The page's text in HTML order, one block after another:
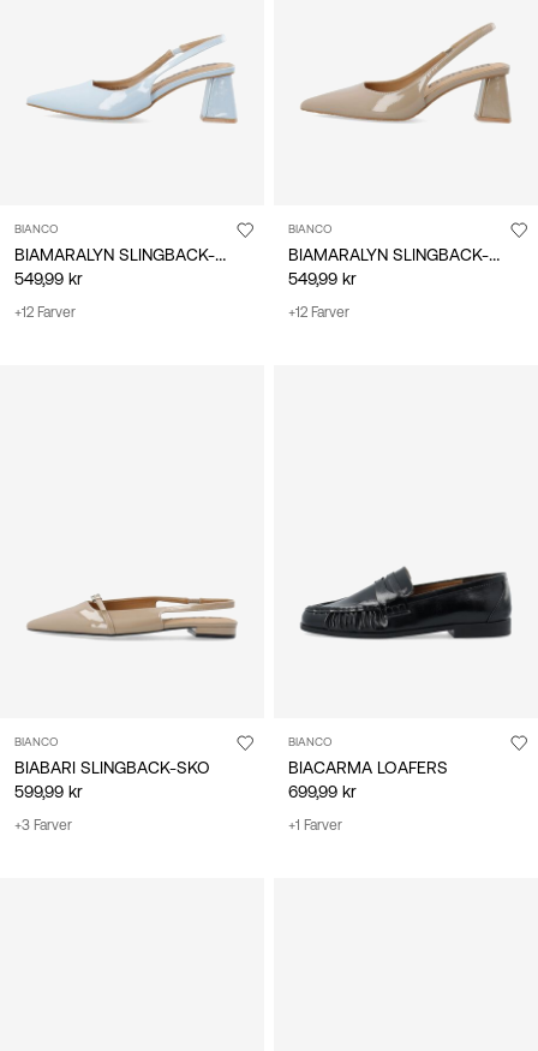
BIANCO
BIAMARALYN SLINGBACK-SKO
549,99 kr
+12 Farver
BIANCO
BIAMARALYN SLINGBACK-SKO
549,99 kr
+12 Farver
BIANCO
BIABARI SLINGBACK-SKO
599,99 kr
+3 Farver
BIANCO
BIACARMA LOAFERS
699,99 kr
+1 Farver